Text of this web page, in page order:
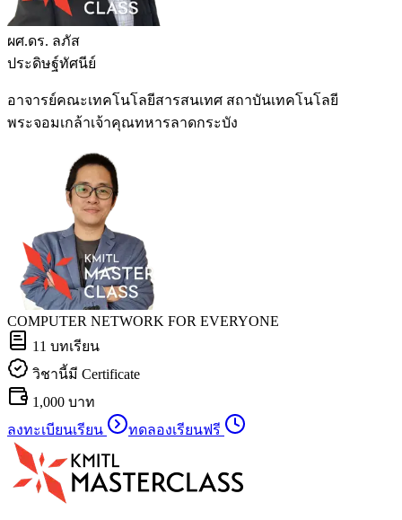
ผศ.ดร. ลภัส
ประดิษฐ์ทัศนีย์
อาจารย์คณะเทคโนโลยีสารสนเทศ สถาบันเทคโนโลยี
พระจอมเกล้าเจ้าคุณทหารลาดกระบัง
COMPUTER NETWORK FOR EVERYONE
11 บทเรียน
วิชานี้มี Certificate
1,000 บาท
ลงทะเบียนเรียน
ทดลองเรียนฟรี